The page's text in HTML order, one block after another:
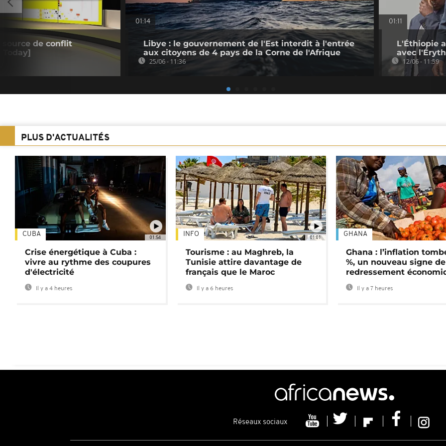
de conflit
01:14
Libye : le gouvernement de l'Est interdit à l'entrée
aux citoyens de 4 pays de la Corne de l'Afrique
25/06 - 11:36
01:11
L'Éthiopie
avec
12/06 - 11:59
PLUS D'ACTUALITÉS
01:54
CUBA
Crise énergétique à Cuba :
vivre au rythme des coupures
d'électricité
Il y a 4 heures
01:01
INFO
Tourisme : au Maghreb, la
Tunisie attire davantage de
français que le Maroc
Il y a 6 heures
GHANA
Ghana : l’inflation
%, un nouveau signe de
redressement
Il y a 7 heures
Réseaux sociaux